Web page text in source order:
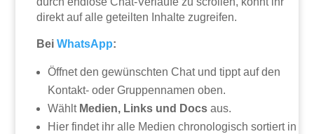
direkt auf alle geteilten Inhalte zugreifen.
BeiWhatsApp:
Öffnet den gewünschten Chat und tippt auf den
Kontakt- oder Gruppennamen oben.
Wählt Medien, Links und Docs aus.
Hier findet ihr alle Medien chronologisch sortiert in